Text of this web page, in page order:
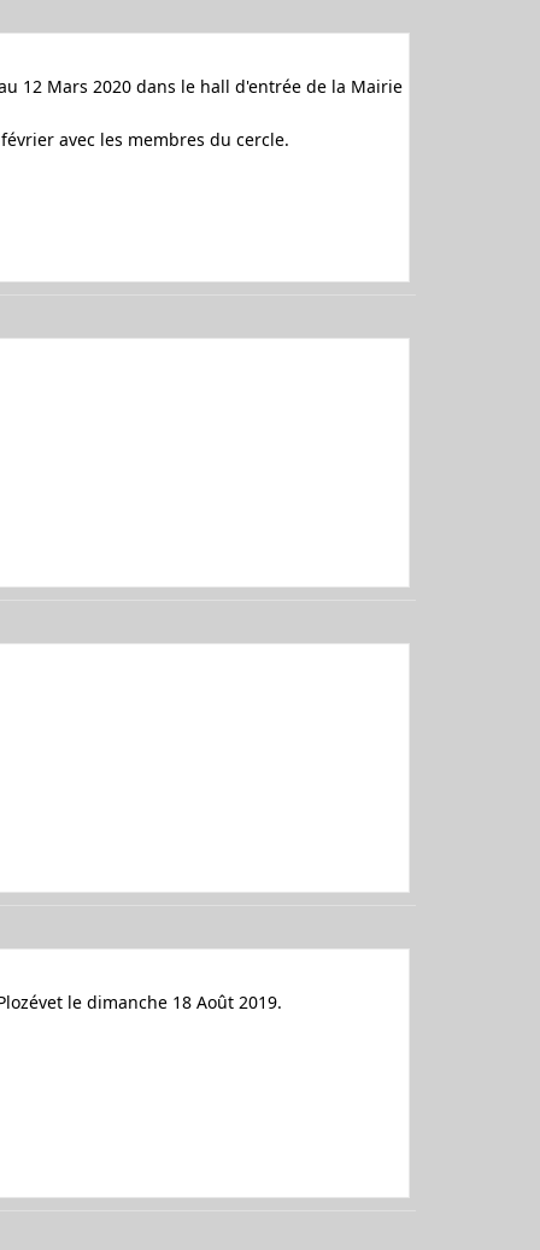
12 Mars 2020 dans le hall d'entrée de la Mairie
avec les membres du cercle.
le dimanche 18 Août 2019.